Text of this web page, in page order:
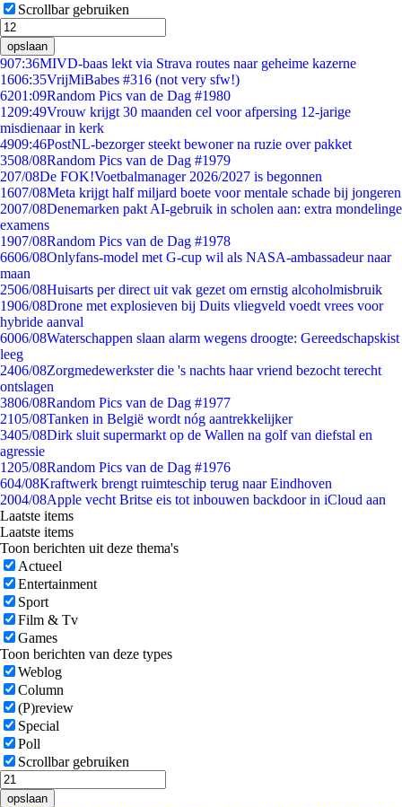
Scrollbar gebruiken
opslaan
907:36MIVD-baas lekt via Strava routes naar geheime kazerne
1606:35VrijMiBabes #316 (not very sfw!)
6201:09Random Pics van de Dag #1980
1209:49Vrouw krijgt 30 maanden cel voor afpersing 12-jarige
misdienaar in kerk
4909:46PostNL-bezorger steekt bewoner na ruzie over pakket
3508/08Random Pics van de Dag #1979
207/08De FOK!Voetbalmanager 2026/2027 is begonnen
1607/08Meta krijgt half miljard boete voor mentale schade bij jongeren
2007/08Denemarken pakt AI-gebruik in scholen aan: extra mondelinge
examens
1907/08Random Pics van de Dag #1978
6606/08Onlyfans-model met G-cup wil als NASA-ambassadeur naar
maan
2506/08Huisarts per direct uit vak gezet om ernstig alcoholmisbruik
1906/08Drone met explosieven bij Duits vliegveld voedt vrees voor
hybride aanval
6006/08Waterschappen slaan alarm wegens droogte: Gereedschapskist
leeg
2406/08Zorgmedewerkster die 's nachts haar vriend bezocht terecht
ontslagen
3806/08Random Pics van de Dag #1977
2105/08Tanken in België wordt nóg aantrekkelijker
3405/08Dirk sluit supermarkt op de Wallen na golf van diefstal en
agressie
1205/08Random Pics van de Dag #1976
604/08Kraftwerk brengt ruimteschip terug naar Eindhoven
2004/08Apple vecht Britse eis tot inbouwen backdoor in iCloud aan
Laatste items
Laatste items
Toon berichten uit deze thema's
Actueel
Entertainment
Sport
Film & Tv
Games
Toon berichten van deze types
Weblog
Column
(P)review
Special
Poll
Scrollbar gebruiken
opslaan